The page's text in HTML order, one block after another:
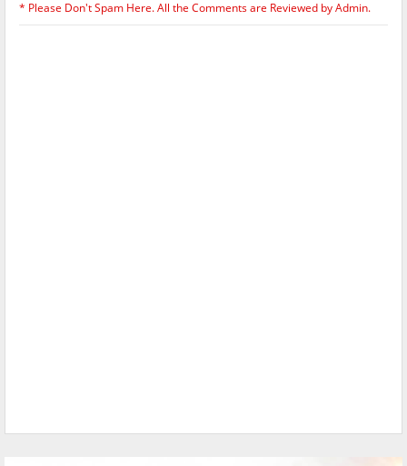
* Please Don't Spam Here. All the Comments are Reviewed by Admin.